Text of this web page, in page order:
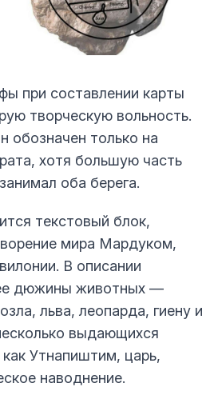
при составлении карты
творческую вольность.
обозначен только на
хотя большую часть
оба берега.
текстовый блок,
мира Мардуком,
В описании
дюжины животных —
льва, леопарда, гиену и
выдающихся
как Утнапиштим, царь,
наводнение.